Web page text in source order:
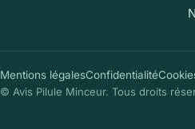
Mentions légalesConfidentialité
© Avis Pilule Minceur. Tous droits